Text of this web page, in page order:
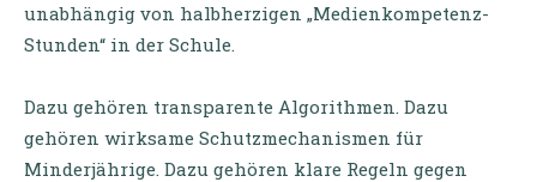
unabhängig von halbherzigen „Medienkompetenz-
Stunden“ in der Schule.
Dazu gehören transparente Algorithmen. Dazu
gehören wirksame Schutzmechanismen für
Minderjährige. Dazu gehören klare Regeln gegen